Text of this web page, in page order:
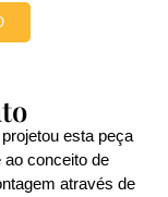
esta peça
ao conceito de
através de